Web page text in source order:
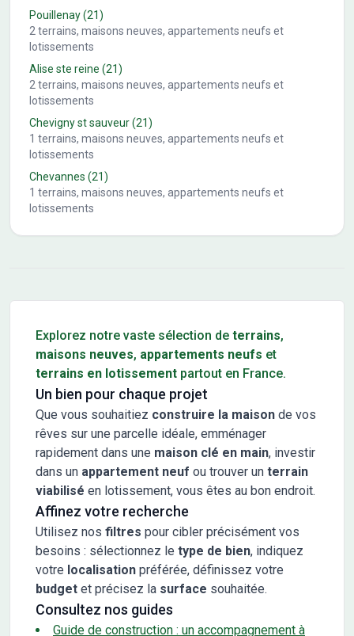
Pouillenay(21)
2 terrains, maisons neuves, appartements neufs et
lotissements
Alise ste reine (21)
2 terrains, maisons neuves, appartements neufs et
lotissements
Chevigny st sauveur(21)
1 terrains, maisons neuves, appartements neufs et
lotissements
Chevannes (21)
1 terrains, maisons neuves, appartements neufs et
lotissements
Explorez notre vaste sélection de terrains,
maisons neuves, appartements neufs et
terrains en lotissement partout en France.
Un bien pour chaque projet
Que vous souhaitiez construire la maison de vos
rêves sur une parcelle idéale, emménager
rapidement dans une maison clé en main, investir
dans un appartement neuf ou trouver un terrain
viabilisé en lotissement, vous êtes au bon endroit.
Affinez votre recherche
Utilisez nos filtres pour cibler précisément vos
besoins : sélectionnez le type de bien, indiquez
votre localisation préférée, définissez votre
budget et précisez la surface souhaitée.
Consultez nos guides
Guide de construction : un accompagnement à